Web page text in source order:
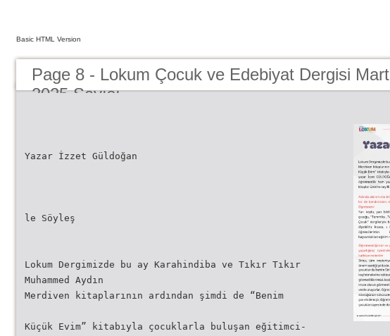
Basic HTML Version
Page 8 - Lokum Çocuk ve Edebiyat Dergisi Mart
2025 Sayısı
Yazar İzzet Güldoğan
le Söyleş
Lokum Dergimizde bu ay Karahindiba ve Tıkır Tıkır
Muhammed Aydın
Merdiven kitaplarının ardından şimdi de “Benim
Küçük Evim” kitabıyla çocuklarla buluşan eğitimci-